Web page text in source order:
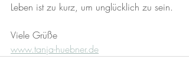
Leben ist zu kurz, um unglücklich zu sein.
Viele Grüße
www.tanja-huebner.de